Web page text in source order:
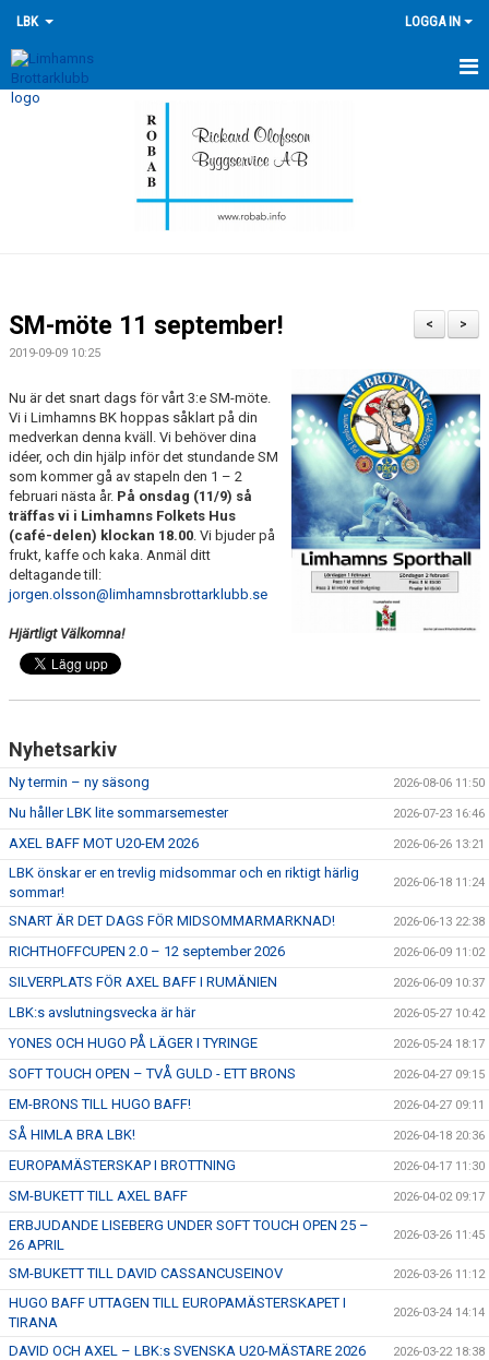
LBK LOGGA IN
HEM
TRÄNINGSKALENDER
TÄVLINGSKALENDERN
HISTORIK
TRÄNINGSAVGIFTER
FYS - TRÄNA DITT LAG
BESTÄLL LBK KLÄDER
VACCINERAD MOT DOPING
RICHTHOFFCUPEN
SKÅNESERIEN
GDPR
LBKS JUBILEUMSBOK
ÅNGERRÄTT
OM SKADAN ÄR FRAMME
FRÅGOR KRING FRITIDSKORTET
>
<
SM-möte 11 september!
2019-09-09 10:25
Nu är det snart dags för vårt 3:e SM-möte.
Vi i Limhamns BK hoppas såklart på din
medverkan denna kväll. Vi behöver dina
idéer, och din hjälp inför det stundande SM
som kommer gå av stapeln den 1 – 2
februari nästa år. På onsdag (11/9) så
träffas vi i Limhamns Folkets Hus
(café-delen) klockan 18.00. Vi bjuder på
frukt, kaffe och kaka. Anmäl ditt
deltagande till:
jorgen.olsson@limhamnsbrottarklubb.se
Hjärtligt Välkomna!
Nyhetsarkiv
Ny termin – ny säsong 2026-08-06 11:50
Nu håller LBK lite sommarsemester 2026-07-23 16:46
AXEL BAFF MOT U20-EM 2026 2026-06-26 13:21
LBK önskar er en trevlig midsommar och en riktigt härlig
sommar!
2026-06-18 11:24
SNART ÄR DET DAGS FÖR MIDSOMMARMARKNAD! 2026-06-13 22:38
RICHTHOFFCUPEN 2.0 – 12 september 2026 2026-06-09 11:02
SILVERPLATS FÖR AXEL BAFF I RUMÄNIEN 2026-06-09 10:37
LBK:s avslutningsvecka är här 2026-05-27 10:42
YONES OCH HUGO PÅ LÄGER I TYRINGE 2026-05-24 18:17
SOFT TOUCH OPEN – TVÅ GULD - ETT BRONS 2026-04-27 09:15
EM-BRONS TILL HUGO BAFF! 2026-04-27 09:11
SÅ HIMLA BRA LBK! 2026-04-18 20:36
EUROPAMÄSTERSKAP I BROTTNING 2026-04-17 11:30
SM-BUKETT TILL AXEL BAFF 2026-04-02 09:17
ERBJUDANDE LISEBERG UNDER SOFT TOUCH OPEN 25 –
26 APRIL
2026-03-26 11:45
SM-BUKETT TILL DAVID CASSANCUSEINOV 2026-03-26 11:12
HUGO BAFF UTTAGEN TILL EUROPAMÄSTERSKAPET I
TIRANA
2026-03-24 14:14
DAVID OCH AXEL – LBK:s SVENSKA U20-MÄSTARE 2026 2026-03-22 18:38